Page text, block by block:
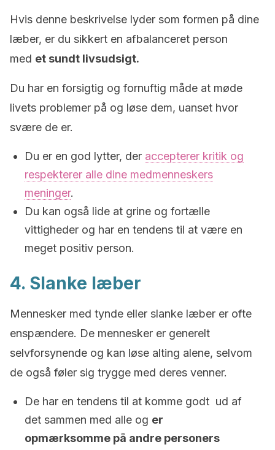
Hvis denne beskrivelse lyder som formen på dine
læber, er du sikkert en afbalanceret person
med et sundt livsudsigt.
Du har en forsigtig og fornuftig måde at møde
livets problemer på og løse dem, uanset hvor
svære de er.
Du er en god lytter, der accepterer kritik og
respekterer alle dine medmenneskers
meninger.
Du kan også lide at grine og fortælle
vittigheder og har en tendens til at være en
meget positiv person.
4. Slanke læber
Mennesker med tynde eller slanke læber er ofte
enspændere. De mennesker er generelt
selvforsynende og kan løse alting alene, selvom
de også føler sig trygge med deres venner.
De har en tendens til at komme godt ud af
det sammen med alle og er
opmærksomme på andre personers